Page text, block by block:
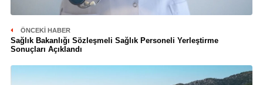
ÖNCEKI HABER
Sağlık Bakanlığı Sözleşmeli Sağlık Personeli Yerleştirme
Sonuçları Açıklandı